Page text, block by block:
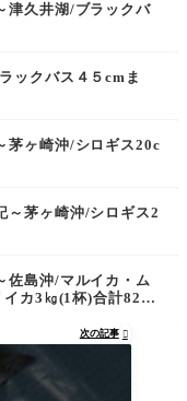
津久井湖/ブラックバ
ックバス４５cmま
茅ヶ崎沖/シロギス20c
～茅ヶ崎沖/シロギス2
佐島沖/マルイカ・ム
カ3㎏(1杯)合計82杯
次の記事 